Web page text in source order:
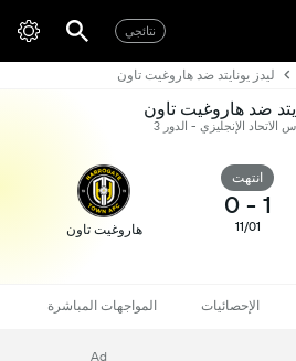
نتائجي
ليدز يونايتد ضد هاروغيت تاون
ضد هاروغيت تاون
الاتحاد الإنجليزي - الدور 3
انتهت
1
-
0
11/01 هاروغيت تاون
الإحصائيات المواجهات المباشرة
Ad